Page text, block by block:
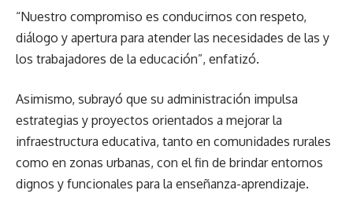
“Nuestro compromiso es conducirnos con respeto,
diálogo y apertura para atender las necesidades de las y
los trabajadores de la educación”, enfatizó.
Asimismo, subrayó que su administración impulsa
estrategias y proyectos orientados a mejorar la
infraestructura educativa, tanto en comunidades rurales
como en zonas urbanas, con el fin de brindar entornos
dignos y funcionales para la enseñanza-aprendizaje.